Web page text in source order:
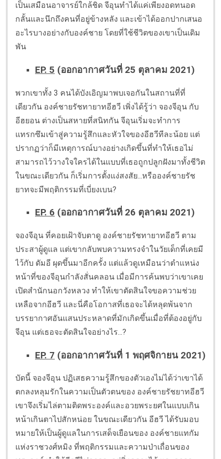
เป็นเสมือนอาจารย์ใกล้ชิด จีอุนทำได้แค่เพียงอดทนอด
กลั้นและนึกถึงคนที่อยู่ข้างหลัง และเข้าได้ออกปากเสนอ
อะไรบางอย่างกับองค์ชาย โดยที่ใช้ชีวิตของเขาเป็นเดิม
พัน
EP. 5 (ออกอากาศวันที่ 25 ตุลาคม 2021)
พวกเขาทั้ง 3 คนได้บังเอิญมาพบเจอกันในสถานที่ที่
เดียวกัน องค์ชายรัชทายาทอีฮวี เพิ่งได้รู้ว่า จองจีอุน กับ
อีฮยอน ต่างเป็นสหายที่สนิทกัน จีอุนเริ่มจะทำการ
แทรกซึมเข้าสู่ความรู้สึกและหัวใจของอีฮวีทีละน้อย แต่
ปรากฏว่าก็มีเหตุการณ์บางอย่างเกิดขึ้นที่ทำให้เธอไม่
สามารถไว้วางใจใครได้ในแบบที่เธอถูกปลูกฝังมาทั้งชีวิต
ในขณะเดียวกัน ก็เริ่มการตั้งแง่สงสัย...หรือองค์ชายรัช
ยาทจะมีพฤติกรรมที่เบี่ยงเบน?
EP. 6 (ออกอากาศวันที่ 26 ตุลาคม 2021)
จองจีอุน ที่คอยเฝ้าจับตาดู องค์ชายรัชทายาทอีฮวี ตาม
ประสาผู้ดูแล แต่เขากลับพบความทรงจำในวัยเด็กที่เคยมี
ไว้กับ ดัมอี ผุดขึ้นมาอีกครั้ง แต่แล้วดูเหมือนว่าตำแหน่ง
หน้าที่ของจีอุนกำลังสั่นคลอน เมื่อมีการค้นพบว่าเขาเคย
เปิดสำนักนอกวังหลวง ทำให้เขาตัดสินใจขอความช่วย
เหลือจากอีฮวี และนี่คือโอกาสที่เธอจะได้หลุดพ้นจาก
บรรยากาศอันแสนประหลาดที่มักเกิดขึ้นเมื่อที่ต้องอยู่กับ
จีอุน แต่เธอจะตัดสินใจอย่างไร...?
EP. 7 (ออกอากาศวันที่ 1 พฤศจิกายน 2021)
บัดนี้ จองจีอุน ปฏิเสธความรู้สึกของตัวเองไม่ได้ว่าเขาได้
ตกลงหลุมรักในความเป็นตัวตนของ องค์ชายรัชยาทอีฮวี
เขาจึงเริ่มไล่ตามติดพระองค์และอวยพระยศในแบบเกิน
หน้าเกินตาไปสักหน่อย ในขณะเดียวกัน อีฮวี ได้รับมอบ
หมายให้เป็นผู้ดูแลในการเสด็จเยือนของ องค์ชายแทกัม
แห่งราชวงศ์หมิง ที่พฤติกรรมและความป่าเถื่อนของ